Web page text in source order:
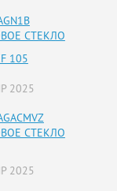
СТЕКЛО
105
2025
СТЕКЛО
2025